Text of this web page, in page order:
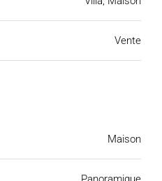
Vente
Maison